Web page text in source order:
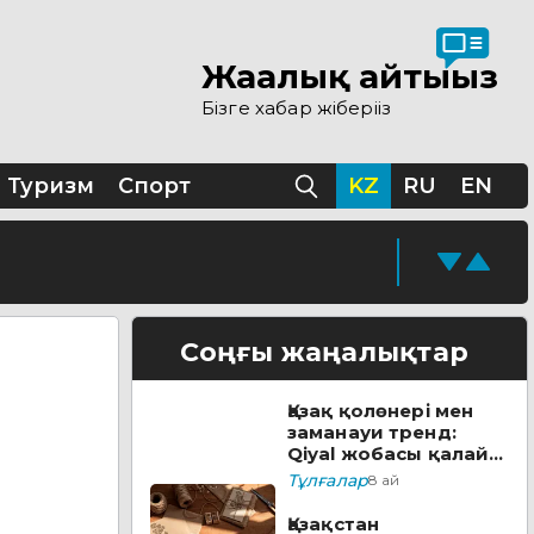
Жаңалық айтыңыз
Бізге хабар жіберіңіз
Туризм Спорт KZ RU EN
табылды
жүріп жатыр
қосады
болады
Соңғы жаңалықтар
Қазақ қолөнері мен
заманауи тренд:
Qiyal жобасы қалай
әлеуметтік лифтке
айналды?
Тұлғалар8 ай
Қазақстан